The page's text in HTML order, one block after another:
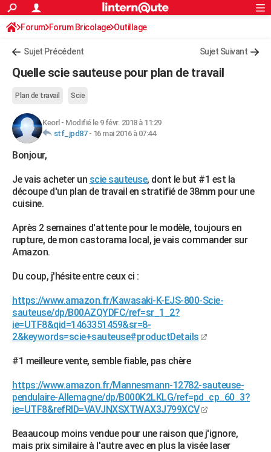
ACTUALITÉS
Politique
Société
Faits Divers
Education
Monde
Villes
+
AUTO
Essais
Réserver un essai
Citadines
Berlines
SUV
Forum auto
+HIGH-TECH
Mobiles
Meilleur smartphone
Internet
Ordinateurs
Jeux vidéo
Guide high-tech
+BRICOLAGE
Forum
Aménagement intérieur
Extérieur
Cuisine
Salle de bains
Jardinage
Rangement
WEEK-END
Guides de France
Escapades
Patrimoine
Expositions
Musées
Week-end nature
+
Art de vivre
Bien-être
Loisirs
Mode
Modes de vie
SANTE
Alimentation
Guide de la santé
Maladies
Médicaments
Sommeil
Destinations
Voyage nature
Voyage de noces
GUIDES D'ACHAT
BONS PLANS
CARTE DE VOEUX
Carte de Noël
Carte Bonne année
Carte Saint-Valentin
Carte Pâques
Carte d'anniversaire
DICTIONNAIRE
Dictionnaire
Biographies
Citations
Expressions
Proverbes
PROGRAMME TV
COPAINS D'AVANT
S'inscrire
Connexion
Forum Forum Bricolage Outillage
Sujet Précédent Sujet Suivant
Quelle scie sauteuse pour plan de travail
Plan de travail Scie
Keorl - Modifié le 9 févr. 2018 à 11:29
stf_jpd87- 16 mai 2016 à 07:44
Bonjour,
Je vais acheter un scie sauteuse, dont le but #1 est la
découpe d'un plan de travail en stratifié de 38mm pour une
cuisine.
Après 2 semaines d'attente pour le modèle, toujours en
rupture, de mon castorama local, je vais commander sur
Amazon.
Du coup, j'hésite entre ceux ci :
https://www.amazon.fr/Kawasaki-K-EJS-800-Scie-
sauteuse/dp/B00AZQYDFC/ref=sr_1_2?
ie=UTF8&qid=1463351459&sr=8-
2&keywords=scie+sauteuse#productDetails
#1 meilleure vente, semble fiable, pas chère
https://www.amazon.fr/Mannesmann-12782-sauteuse-
pendulaire-Allemagne/dp/B000K2LKLG/ref=pd_cp_60_3?
ie=UTF8&refRID=VAVJNXSXTWAX3J799XCV
Beaaucoup moins vendue pour une raison que j'ignore,
mais prix similaire à l'autre avec en plus la visée laser